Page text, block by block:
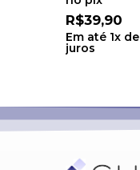
R$33,90
Em até 1x de
juros